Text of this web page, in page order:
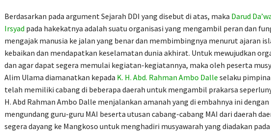
Berdasarkan pada argument Sejarah DDI yang disebut di atas, maka Darud
Irsyad pada hakekatnya adalah suatu organisasi yang mengambil peran dan
mengajak manusia ke jalan yang benar dan membimbingnya menurut ajaran
kebaikan dan mendapatkan keselamatan dunia akhirat. Untuk mewujudkan
dan agar dapat segera memulai kegiatan-kegiatannya, maka oleh peserta
Alim Ulama diamanatkan kepada K. H. Abd. Rahman Ambo Dalle selaku
telah memiliki cabang di beberapa daerah untuk mengambil prakarsa
H. Abd Rahman Ambo Dalle menjalankan amanah yang di embahnya ini dengan
mengundang guru-guru MAI beserta utusan cabang-cabang MAI dari daerah
segera dayang ke Mangkoso untuk menghadiri musyawarah yang diadakan